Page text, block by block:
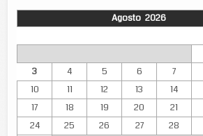
Agosto 2026
3
4 5 6 7
10
11 12 13 14
17
18 19 20 21
24
25 26 27 28